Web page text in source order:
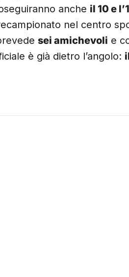
anche il 10 e
nel centro
sei amichevoli e
è già dietro l’angolo: